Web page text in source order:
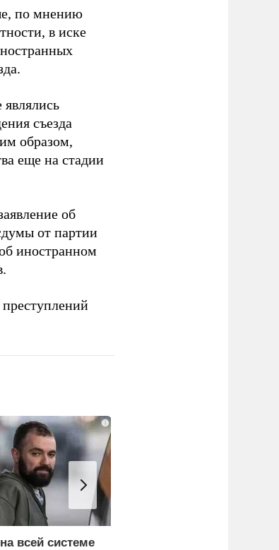
по мнению
в иске
съезда
образом,
еще на стадии
об
от партии
иностранном
i
всей системе